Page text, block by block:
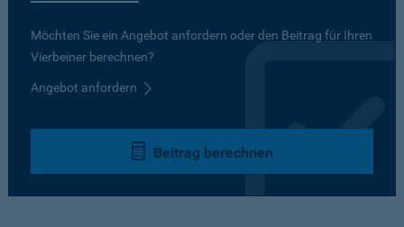
Möchten Sie ein Angebot anfordern oder den Beitrag für Ihren
Vierbeiner berechnen?
Angebot anfordern
Beitrag berechnen